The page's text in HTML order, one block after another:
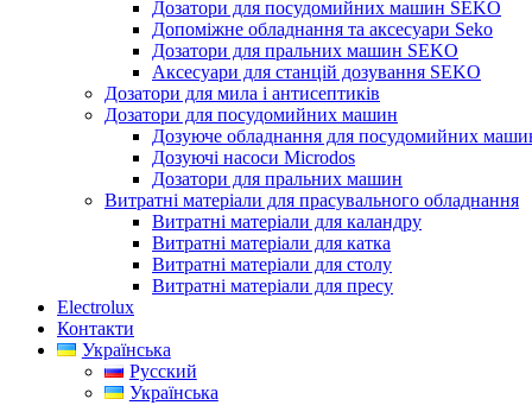
Дозатори для посудомийних машин SEKO
Допоміжне обладнання та аксесуари Seko
Дозатори для пральних машин SEKO
Аксесуари для станцій дозування SEKO
Дозатори для мила і антисептиків
Дозатори для посудомийних машин
Дозуюче обладнання для посудомийних
Дозуючі насоси Microdos
Дозатори для пральних машин
Витратні матеріали для прасувального обладнання
Витратні матеріали для каландру
Витратні матеріали для катка
Витратні матеріали для столу
Витратні матеріали для пресу
Electrolux
Контакти
Українська
Русский
Українська